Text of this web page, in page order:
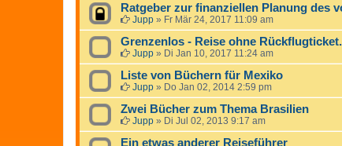
Ratgeber zur finanziellen Planung des
Jupp » Fr Mär 24, 2017 11:09 am
Grenzenlos - Reise ohne Rückflugticket.
Jupp » Di Jan 10, 2017 11:24 am
Liste von Büchern für Mexiko
Jupp » Do Jan 02, 2014 2:59 pm
Zwei Bücher zum Thema Brasilien
Jupp » Di Jul 02, 2013 9:17 am
Ein etwas anderer Reiseführer